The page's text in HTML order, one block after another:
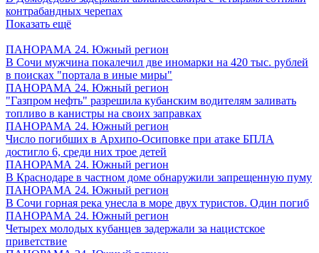
контрабандных черепах
Показать ещё
ПАНОРАМА 24. Южный регион
В Сочи мужчина покалечил две иномарки на 420 тыс. рублей
в поисках "портала в иные миры"
ПАНОРАМА 24. Южный регион
"Газпром нефть" разрешила кубанским водителям заливать
топливо в канистры на своих заправках
ПАНОРАМА 24. Южный регион
Число погибших в Архипо-Осиповке при атаке БПЛА
достигло 6, среди них трое детей
ПАНОРАМА 24. Южный регион
В Краснодаре в частном доме обнаружили запрещенную пуму
ПАНОРАМА 24. Южный регион
В Сочи горная река унесла в море двух туристов. Один погиб
ПАНОРАМА 24. Южный регион
Четырех молодых кубанцев задержали за нацистское
приветствие